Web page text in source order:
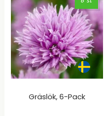
Gräslök, 6-Pack